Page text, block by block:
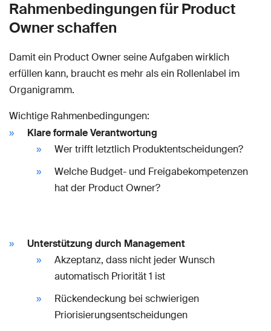
Rahmenbedingungen für Product
Owner schaffen
Damit ein Product Owner seine Aufgaben wirklich
erfüllen kann, braucht es mehr als ein Rollenlabel im
Organigramm.
Wichtige Rahmenbedingungen:
Klare formale Verantwortung
Wer trifft letztlich Produktentscheidungen?
Welche Budget- und Freigabekompetenzen
hat der Product Owner?
Unterstützung durch Management
Akzeptanz, dass nicht jeder Wunsch
automatisch Priorität 1 ist
Rückendeckung bei schwierigen
Priorisierungsentscheidungen